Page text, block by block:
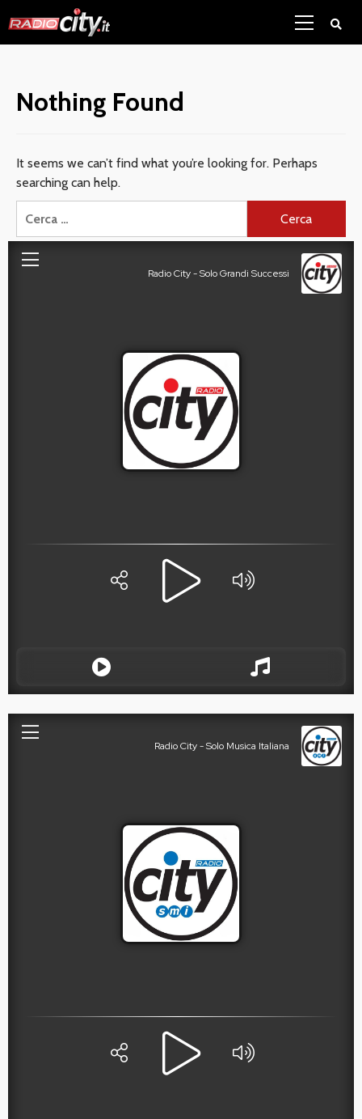
to
content
Nothing Found
It seems we can’t find what you’re looking for. Perhaps
searching can help.
per: